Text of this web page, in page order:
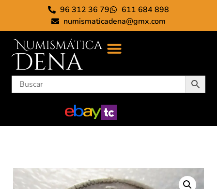
96 312 36 79
611 684 898
numismaticadena@gmx.com